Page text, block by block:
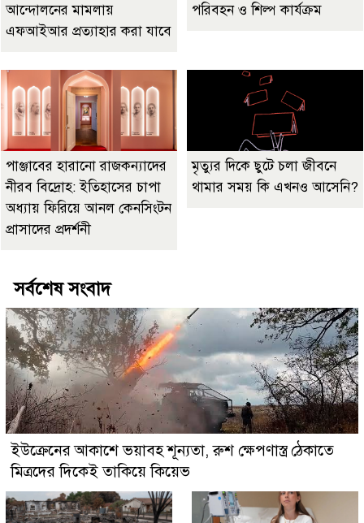
আন্দোলনের মামলায়
এফআইআর প্রত্যাহার করা যাবে
পরিবহন ও শিল্প কার্যক্রম
পাঞ্জাবের হারানো রাজকন্যাদের
নীরব বিদ্রোহ: ইতিহাসের চাপা
অধ্যায় ফিরিয়ে আনল কেনসিংটন
প্রাসাদের প্রদর্শনী
মৃত্যুর দিকে ছুটে চলা জীবনে
থামার সময় কি এখনও আসেনি?
সর্বশেষ সংবাদ
ইউক্রেনের আকাশে ভয়াবহ শূন্যতা, রুশ ক্ষেপণাস্ত্র ঠেকাতে
মিত্রদের দিকেই তাকিয়ে কিয়েভ